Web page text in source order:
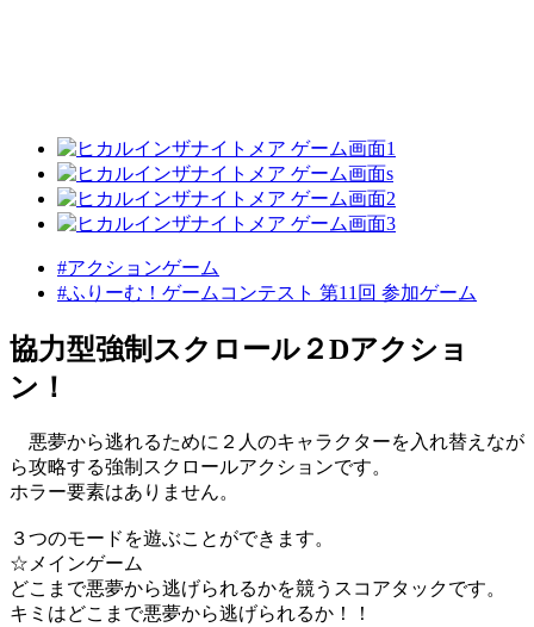
#アクションゲーム
#ふりーむ！ゲームコンテスト 第11回 参加ゲーム
協力型強制スクロール２Dアクショ
ン！
悪夢から逃れるために２人のキャラクターを入れ替えなが
ら攻略する強制スクロールアクションです。
ホラー要素はありません。
３つのモードを遊ぶことができます。
☆メインゲーム
どこまで悪夢から逃げられるかを競うスコアタックです。
キミはどこまで悪夢から逃げられるか！！